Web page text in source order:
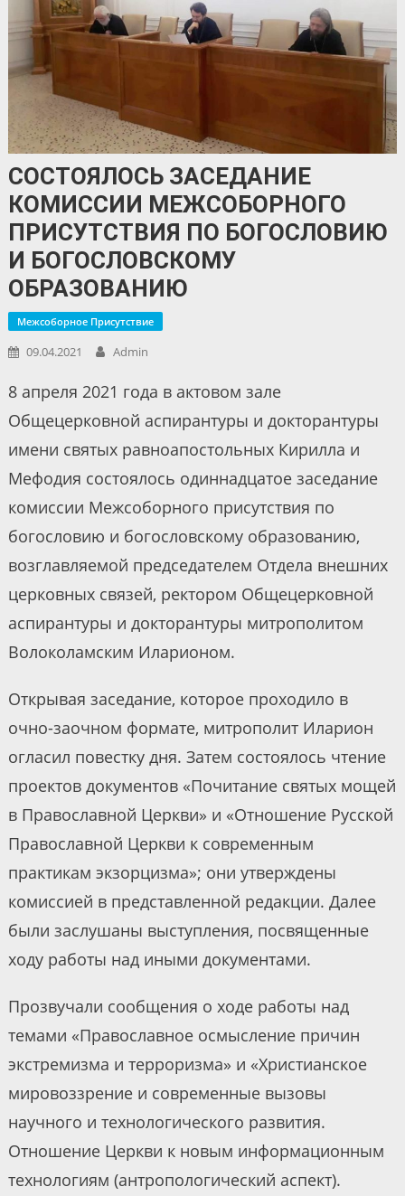
СОСТОЯЛОСЬ ЗАСЕДАНИЕ
КОМИССИИ МЕЖСОБОРНОГО
ПРИСУТСТВИЯ ПО БОГОСЛОВИЮ
И БОГОСЛОВСКОМУ
ОБРАЗОВАНИЮ
Межсоборное Присутствие
09.04.2021 Admin
8 апреля 2021 года в актовом зале
Общецерковной аспирантуры и докторантуры
имени святых равноапостольных Кирилла и
Мефодия состоялось одиннадцатое заседание
комиссии Межсоборного присутствия по
богословию и богословскому образованию,
возглавляемой председателем Отдела внешних
церковных связей, ректором Общецерковной
аспирантуры и докторантуры митрополитом
Волоколамским Иларионом.
Открывая заседание, которое проходило в
очно-заочном формате, митрополит Иларион
огласил повестку дня. Затем состоялось чтение
проектов документов «Почитание святых мощей
в Православной Церкви» и «Отношение Русской
Православной Церкви к современным
практикам экзорцизма»; они утверждены
комиссией в представленной редакции. Далее
были заслушаны выступления, посвященные
ходу работы над иными документами.
Прозвучали сообщения о ходе работы над
темами «Православное осмысление причин
экстремизма и терроризма» и «Христианское
мировоззрение и современные вызовы
научного и технологического развития.
Отношение Церкви к новым информационным
технологиям (антропологический аспект).